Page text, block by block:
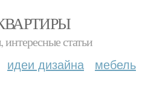
статьи
идеи дизайна мебель